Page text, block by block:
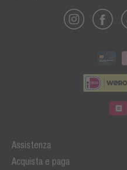
Assistenza
Acquista e paga